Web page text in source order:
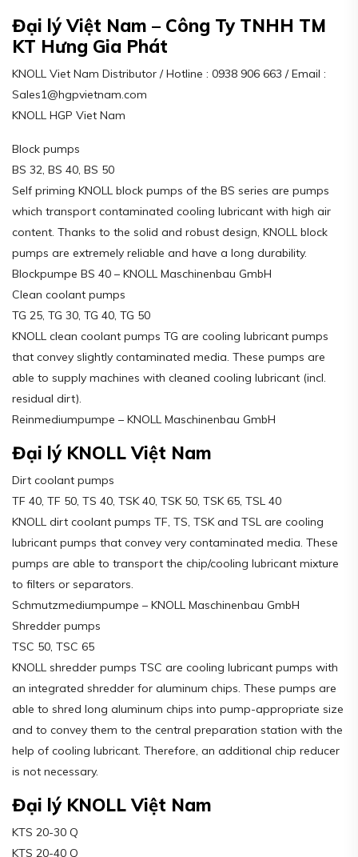
Đại lý Việt Nam – Công Ty TNHH TM
KT Hưng Gia Phát
KNOLL Viet Nam Distributor / Hotline : 0938 906 663 / Email :
Sales1@hgpvietnam.com
KNOLL HGP Viet Nam
Block pumps
BS 32, BS 40, BS 50
Self priming KNOLL block pumps of the BS series are pumps
which transport contaminated cooling lubricant with high air
content. Thanks to the solid and robust design, KNOLL block
pumps are extremely reliable and have a long durability.
Blockpumpe BS 40 – KNOLL Maschinenbau GmbH
Clean coolant pumps
TG 25, TG 30, TG 40, TG 50
KNOLL clean coolant pumps TG are cooling lubricant pumps
that convey slightly contaminated media. These pumps are
able to supply machines with cleaned cooling lubricant (incl.
residual dirt).
Reinmediumpumpe – KNOLL Maschinenbau GmbH
Đại lý KNOLL Việt Nam
Dirt coolant pumps
TF 40, TF 50, TS 40, TSK 40, TSK 50, TSK 65, TSL 40
KNOLL dirt coolant pumps TF, TS, TSK and TSL are cooling
lubricant pumps that convey very contaminated media. These
pumps are able to transport the chip/cooling lubricant mixture
to filters or separators.
Schmutzmediumpumpe – KNOLL Maschinenbau GmbH
Shredder pumps
TSC 50, TSC 65
KNOLL shredder pumps TSC are cooling lubricant pumps with
an integrated shredder for aluminum chips. These pumps are
able to shred long aluminum chips into pump-appropriate size
and to convey them to the central preparation station with the
help of cooling lubricant. Therefore, an additional chip reducer
is not necessary.
Đại lý KNOLL Việt Nam
KTS 20-30 Q
KTS 20-40 Q